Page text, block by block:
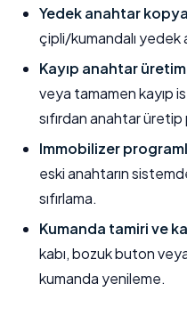
Yedek anahtar
çipli/kumandalı
Kayıp anahtar
veya tamamen kayıp
sıfırdan anahtar
Immobilizer
eski anahtarın
sıfırlama.
Kumanda tamiri ve
kabı, bozuk buton
kumanda yenileme.